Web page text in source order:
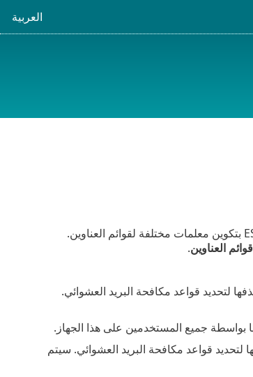
العربية
تسمح لك ميزة مكافحة البريد العشوائي لعميل البريد الإلكتروني في ESET Small Business Security بتكوين معلمات مختلفة لقوائم العناوين.
العناوين.
لتحديد قواعد مكافحة البريد العشوائي.
بواسطة جميع المستخدمين على هذا الجهاز.
لتحديد قواعد مكافحة البريد العشوائي. سيتم